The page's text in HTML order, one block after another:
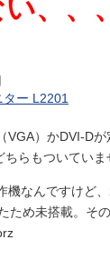
、、、
）かDVI-D
らもついていま
機なんですけど
ため未搭載。そ